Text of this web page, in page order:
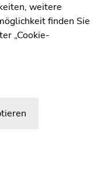
weitere
finden Sie
„Cookie-